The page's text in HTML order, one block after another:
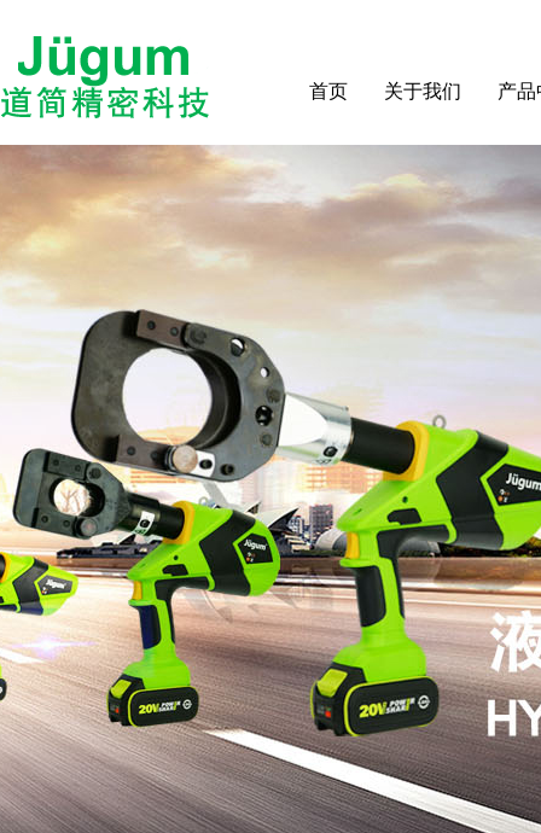
首页 关于我们 产品